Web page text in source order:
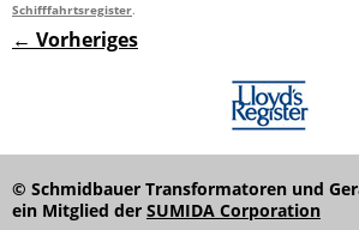
Schifffahrtsregister.
← Vorheriges
© Schmidbauer Transformatoren und
ein Mitglied der SUMIDA Corporation